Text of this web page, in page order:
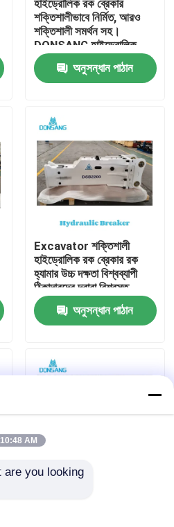
হাইড্রোলিক রক ব্রেকার
শক্তিশালীভাবে নির্মিত, আরও
শক্তিশালী সমর্থন সহ।
DONSANG হাইড্রোলিক
ব্রেকার, ২৪/৭ বিশেষজ্ঞ সহায়তা
সহ। হাইড্রোলিক রক হ্যামার
অ্যাটাচমেন্ট, নির্মাণ যন্ত্রাংশ
অনুসন্ধান পাঠান
Excavator শক্তিশালী
হাইড্রোলিক রক ব্রেকার রক
হ্যামার উচ্চ দক্ষতা বিশ্বব্যাপী
ঠিকাদারদের দ্বারা বিশ্বস্ত
DONSANG লাইফটাইম
রক্ষণাবেক্ষণ নির্দেশিকা সহ
হাইড্রোলিক ব্রেকার
অনুসন্ধান পাঠান
10:48 AM
are you looking